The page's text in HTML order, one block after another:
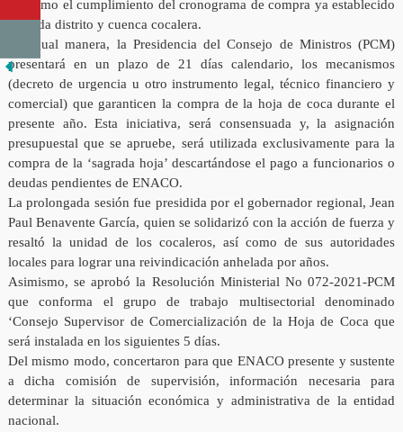
así como el cumplimiento del cronograma de compra ya establecido
en cada distrito y cuenca cocalera.
De igual manera, la Presidencia del Consejo de Ministros (PCM)
presentará en un plazo de 21 días calendario, los mecanismos
(decreto de urgencia u otro instrumento legal, técnico financiero y
comercial) que garanticen la compra de la hoja de coca durante el
presente año. Esta iniciativa, será consensuada y, la asignación
presupuestal que se apruebe, será utilizada exclusivamente para la
compra de la ‘sagrada hoja’ descartándose el pago a funcionarios o
deudas pendientes de ENACO.
La prolongada sesión fue presidida por el gobernador regional, Jean
Paul Benavente García, quien se solidarizó con la acción de fuerza y
resaltó la unidad de los cocaleros, así como de sus autoridades
locales para lograr una reivindicación anhelada por años.
Asimismo, se aprobó la Resolución Ministerial No 072-2021-PCM
que conforma el grupo de trabajo multisectorial denominado
‘Consejo Supervisor de Comercialización de la Hoja de Coca que
será instalada en los siguientes 5 días.
Del mismo modo, concertaron para que ENACO presente y sustente
a dicha comisión de supervisión, información necesaria para
determinar la situación económica y administrativa de la entidad
nacional.